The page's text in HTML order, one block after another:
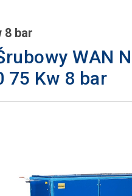
8 bar
WAN
75 Kw 8 bar